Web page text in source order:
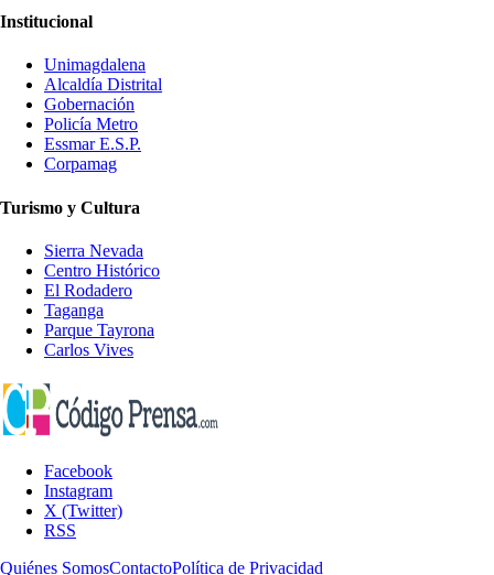
Institucional
Unimagdalena
Alcaldía Distrital
Gobernación
Policía Metro
Essmar E.S.P.
Corpamag
Turismo y Cultura
Sierra Nevada
Centro Histórico
El Rodadero
Taganga
Parque Tayrona
Carlos Vives
Facebook
Instagram
X (Twitter)
RSS
Quiénes SomosContactoPolítica de Privacidad